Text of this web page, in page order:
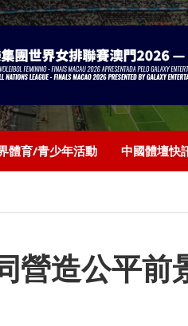
體育/青少年活動 中國體壇快
營造公平前